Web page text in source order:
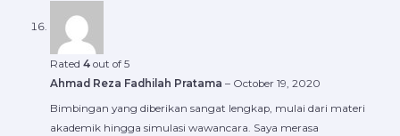
Rated 4out of 5
Ahmad Reza Fadhilah Pratama – October 19, 2020
Bimbingan yang diberikan sangat lengkap, mulai dari materi
akademik hingga simulasi wawancara. Saya merasa